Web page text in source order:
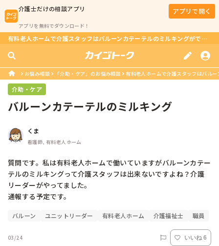
介護士だけの相談アプリ
アプリを無料でダウンロード！
アプリで開く
有料老人ホームで介護スタッフはバルーンカテーテルのミルキングができる？
お悩み相談 「介助・ケア」のお悩み相談 有料老人ホームで介護スタッフはバル
介助・ケア
バルーンカテーテルのミルキング
くま
看護師, 有料老人ホーム
質問です。私は有料老人ホームで働いていますがバルーンカテー
テルのミルキングって介護スタッフは出来ないですよね？介護
リーダーがやってました。
通報する予定です。
バルーン ユニットリーダー 有料老人ホーム 介護福祉士 職員
03/24 いいね 6